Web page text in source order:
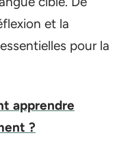
et la
pour la
apprendre
?